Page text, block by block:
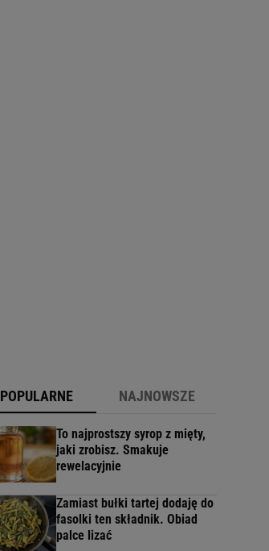
POPULARNE NAJNOWSZE
To najprostszy syrop z mięty,
jaki zrobisz. Smakuje
rewelacyjnie
Zamiast bułki tartej dodaję do
fasolki ten składnik. Obiad
palce lizać